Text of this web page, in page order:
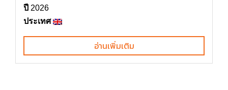
ปี 2026
ประเทศ
อ่านเพิ่มเติม